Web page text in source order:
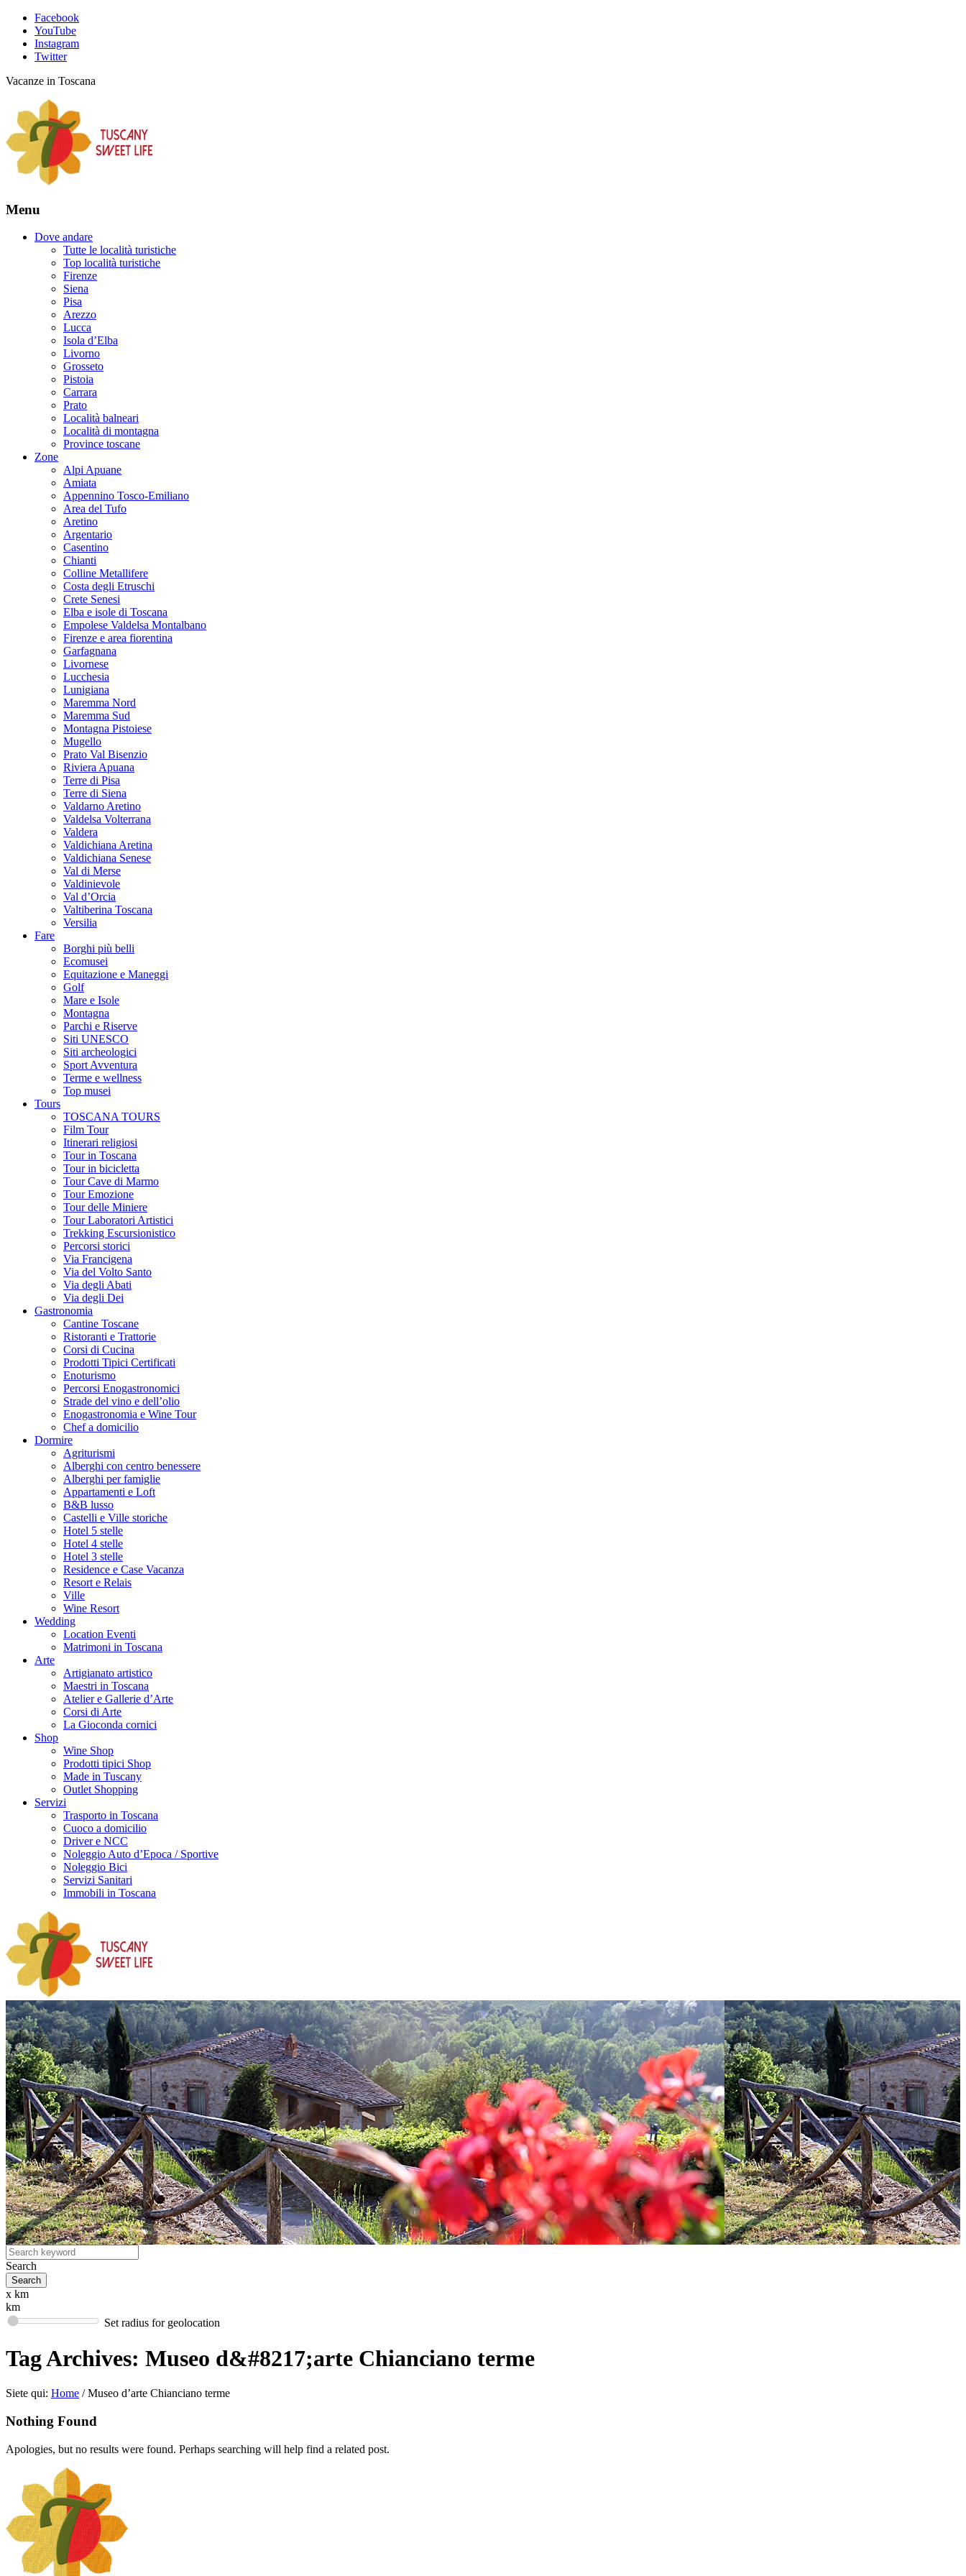
Facebook
YouTube
Instagram
Twitter
Vacanze in Toscana
Menu
Dove andare
Tutte le località turistiche
Top località turistiche
Firenze
Siena
Pisa
Arezzo
Lucca
Isola d’Elba
Livorno
Grosseto
Pistoia
Carrara
Prato
Località balneari
Località di montagna
Province toscane
Zone
Alpi Apuane
Amiata
Appennino Tosco-Emiliano
Area del Tufo
Aretino
Argentario
Casentino
Chianti
Colline Metallifere
Costa degli Etruschi
Crete Senesi
Elba e isole di Toscana
Empolese Valdelsa Montalbano
Firenze e area fiorentina
Garfagnana
Livornese
Lucchesia
Lunigiana
Maremma Nord
Maremma Sud
Montagna Pistoiese
Mugello
Prato Val Bisenzio
Riviera Apuana
Terre di Pisa
Terre di Siena
Valdarno Aretino
Valdelsa Volterrana
Valdera
Valdichiana Aretina
Valdichiana Senese
Val di Merse
Valdinievole
Val d’Orcia
Valtiberina Toscana
Versilia
Fare
Borghi più belli
Ecomusei
Equitazione e Maneggi
Golf
Mare e Isole
Montagna
Parchi e Riserve
Siti UNESCO
Siti archeologici
Sport Avventura
Terme e wellness
Top musei
Tours
TOSCANA TOURS
Film Tour
Itinerari religiosi
Tour in Toscana
Tour in bicicletta
Tour Cave di Marmo
Tour Emozione
Tour delle Miniere
Tour Laboratori Artistici
Trekking Escursionistico
Percorsi storici
Via Francigena
Via del Volto Santo
Via degli Abati
Via degli Dei
Gastronomia
Cantine Toscane
Ristoranti e Trattorie
Corsi di Cucina
Prodotti Tipici Certificati
Enoturismo
Percorsi Enogastronomici
Strade del vino e dell’olio
Enogastronomia e Wine Tour
Chef a domicilio
Dormire
Agriturismi
Alberghi con centro benessere
Alberghi per famiglie
Appartamenti e Loft
B&B lusso
Castelli e Ville storiche
Hotel 5 stelle
Hotel 4 stelle
Hotel 3 stelle
Residence e Case Vacanza
Resort e Relais
Ville
Wine Resort
Wedding
Location Eventi
Matrimoni in Toscana
Arte
Artigianato artistico
Maestri in Toscana
Atelier e Gallerie d’Arte
Corsi di Arte
La Gioconda cornici
Shop
Wine Shop
Prodotti tipici Shop
Made in Tuscany
Outlet Shopping
Servizi
Trasporto in Toscana
Cuoco a domicilio
Driver e NCC
Noleggio Auto d’Epoca / Sportive
Noleggio Bici
Servizi Sanitari
Immobili in Toscana
Search
x km
km
Set radius for geolocation
Tag Archives: Museo d&#8217;arte Chianciano terme
Siete qui: Home / Museo d’arte Chianciano terme
Nothing Found
Apologies, but no results were found. Perhaps searching will help find a related post.